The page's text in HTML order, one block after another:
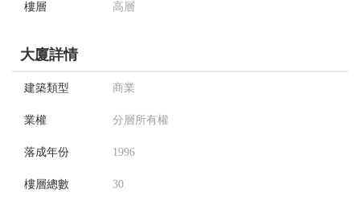
樓層 高層
大廈詳情
建築類型 商業
業權 分層所有權
落成年份 1996
樓層總數 30